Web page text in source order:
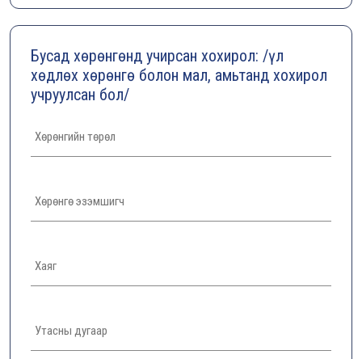
Бусад хөрөнгөнд учирсан хохирол: /үл
хөдлөх хөрөнгө болон мал, амьтанд хохирол
учруулсан бол/